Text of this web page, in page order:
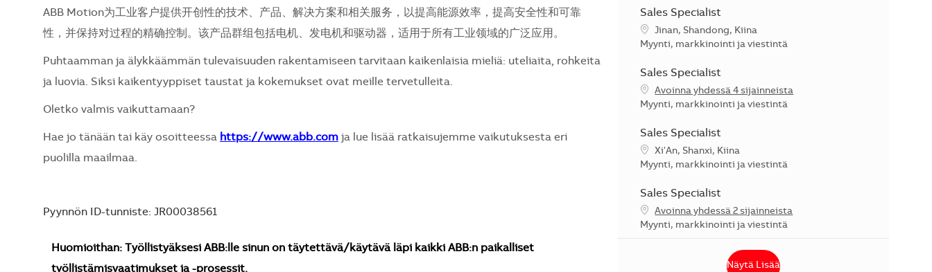
ABB Motion为工业客户提供开创性的技术、产品、解决方案和相关服务，以提高能源效率，提高安全性和可靠
性，并保持对过程的精确控制。该产品群组包括电机、发电机和驱动器，适用于所有工业领域的广泛应用。
Puhtaamman ja älykkäämmän tulevaisuuden rakentamiseen tarvitaan kaikenlaisia mieliä: uteliaita, rohkeita
ja luovia. Siksi kaikentyyppiset taustat ja kokemukset ovat meille tervetulleita.
Oletko valmis vaikuttamaan?
Hae jo tänään tai käy osoitteessa https://www.abb.com ja lue lisää ratkaisujemme vaikutuksesta eri
puolilla maailmaa.
Pyynnön ID-tunniste: JR00038561
Huomioithan: Työllistyäksesi ABB:lle sinun on täytettävä/käytävä läpi kaikki ABB:n paikalliset
työllistämisvaatimukset ja -prosessit.
Sales Specialist
SijaintiJinan, Shandong, Kiina
Kategoria
Myynti, markkinointi ja viestintä
Sales Specialist
Avoinna yhdessä 4 sijainneista
Kategoria
Myynti, markkinointi ja viestintä
Sales Specialist
SijaintiXi'An, Shanxi, Kiina
Kategoria
Myynti, markkinointi ja viestintä
Sales Specialist
Avoinna yhdessä 2 sijainneista
Kategoria
Myynti, markkinointi ja viestintä
Näytä Lisää